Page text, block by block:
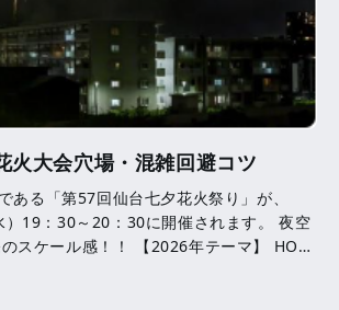
火大会穴場・混雑回避コツ
ある「第57回仙台七夕花火祭り」が、
19：30～20：30に開催されます。 夜空
スケール感！！ 【2026年テーマ】 HOPE